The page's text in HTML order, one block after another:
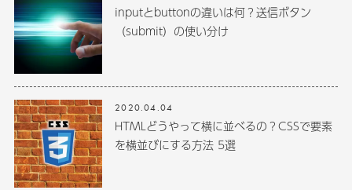
inputとbuttonの違いは何？送信ボタン
（submit）の使い分け
2020.04.04
HTMLどうやって横に並べるの？CSSで要素
を横並びにする方法 5選